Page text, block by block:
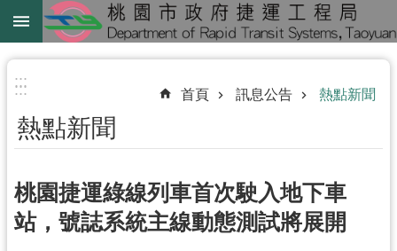
跳到主要內容區塊
綠
綠
延
中
鐵
路
:::
::: 首頁 訊息公告 熱點新聞
熱點新聞
桃園捷運綠線列車首次駛入地下車
站，號誌系統主線動態測試將展開